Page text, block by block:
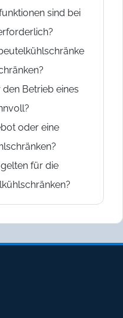
sind bei
Betrieb eines
oder eine
für die